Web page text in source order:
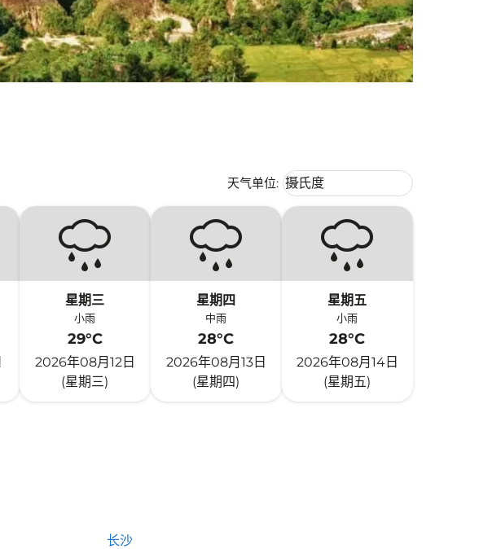
天气单位: Weather unit option 摄氏度
摄氏度
keyboard_arrow_down
星期三
小雨
29°C
2026年08月12日
(星期三)
星期四
中雨
28°C
2026年08月13日
(星期四)
星期五
小雨
28°C
2026年08月14日
(星期五)
长沙